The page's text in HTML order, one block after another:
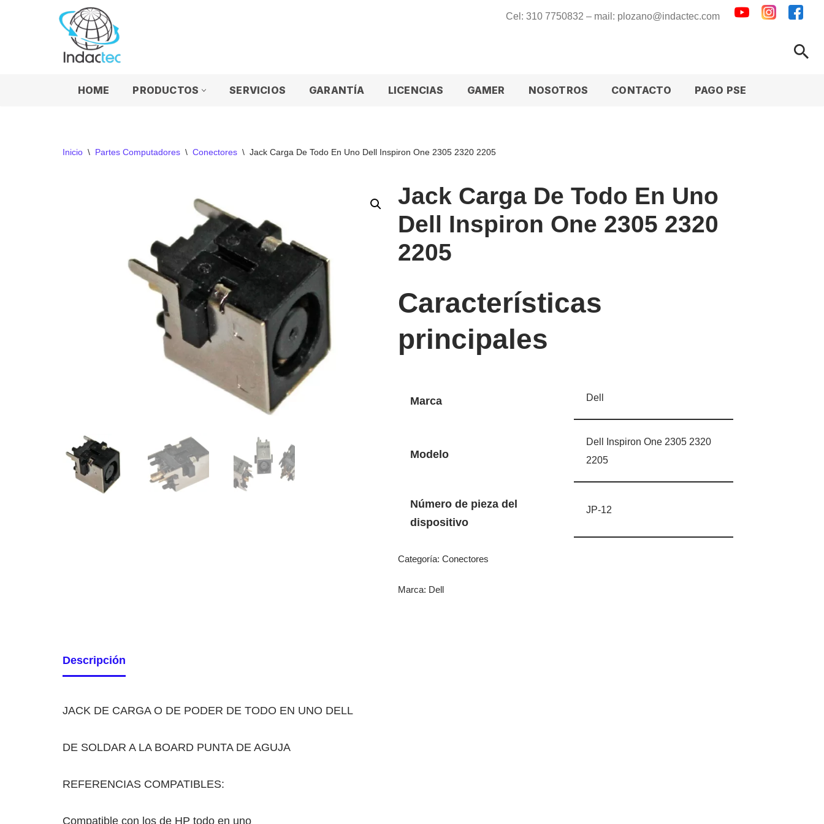
Cel: 310 7750832 – mail: plozano@indactec.com
HOME PRODUCTOS SERVICIOS GARANTÍA LICENCIAS GAMER NOSOTROS CONTACTO PAGO PSE
Inicio \ Partes Computadores \ Conectores \ Jack Carga De Todo En Uno Dell Inspiron One 2305 2320 2205
Jack Carga De Todo En Uno
Dell Inspiron One 2305 2320
2205
Características
principales
Marca Dell
Modelo
Dell Inspiron One 2305 2320
2205
Número de pieza del
dispositivo
JP-12
Categoría:Conectores
Marca: Dell
Descripción
JACK DE CARGA O DE PODER DE TODO EN UNO DELL
DE SOLDAR A LA BOARD PUNTA DE AGUJA
REFERENCIAS COMPATIBLES:
Compatible con los de HP todo en uno